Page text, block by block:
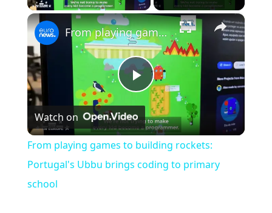
×
Play Video
From playing games to building rockets: Portugal's Ubbu brings coding to primary school
Watch on
From playing games to building rockets:
Portugal's Ubbu brings coding to primary
school